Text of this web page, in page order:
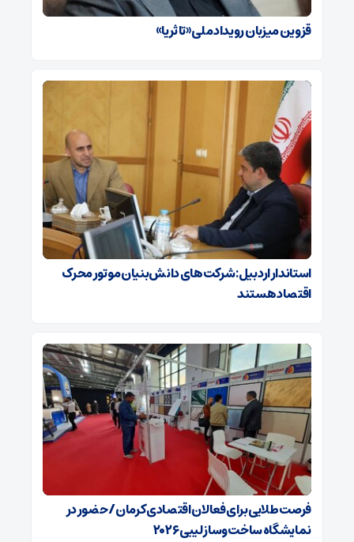
قزوین میزبان رویداد ملی «تا ثریا»
استاندار اردبیل: شرکت‌های دانش‌بنیان موتور محرک
اقتصاد هستند
فرصت طلایی برای فعالان اقتصادی کرمان/ حضور در
نمایشگاه ساخت‌وساز لیبی ۲۰۲۶